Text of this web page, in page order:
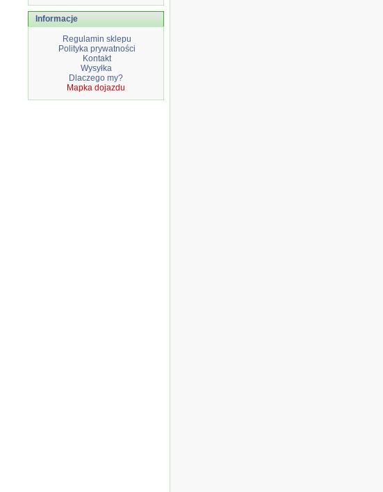
Informacje
Regulamin sklepu
Polityka prywatności
Kontakt
Wysyłka
Dlaczego my?
Mapka dojazdu